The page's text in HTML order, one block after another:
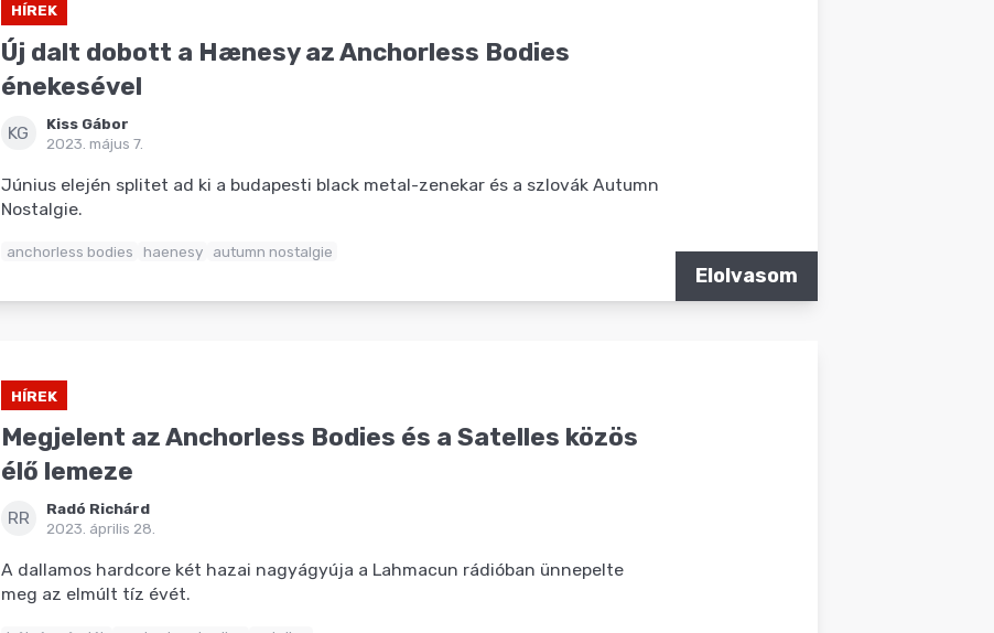
HÍREK
Új dalt dobott a Hænesy az Anchorless Bodies
énekesével
KG
Kiss Gábor
2023. május 7.
Június elején splitet ad ki a budapesti black metal-zenekar és a szlovák Autumn
Nostalgie.
anchorless bodies haenesy autumn nostalgie
Elolvasom
HÍREK
Megjelent az Anchorless Bodies és a Satelles közös
élő lemeze
RR
Radó Richárd
2023. április 28.
A dallamos hardcore két hazai nagyágyúja a Lahmacun rádióban ünnepelte
meg az elmúlt tíz évét.